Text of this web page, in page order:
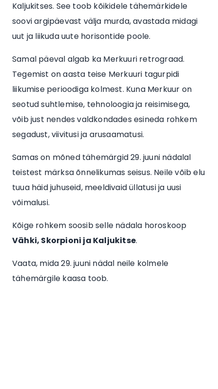
Kaljukitses. See toob kõikidele tähemärkidele
soovi argipäevast välja murda, avastada midagi
uut ja liikuda uute horisontide poole.
Samal päeval algab ka Merkuuri retrograad.
Tegemist on aasta teise Merkuuri tagurpidi
liikumise perioodiga kolmest. Kuna Merkuur on
seotud suhtlemise, tehnoloogia ja reisimisega,
võib just nendes valdkondades esineda rohkem
segadust, viivitusi ja arusaamatusi.
Samas on mõned tähemärgid 29. juuni nädalal
teistest märksa õnnelikumas seisus. Neile võib elu
tuua häid juhuseid, meeldivaid üllatusi ja uusi
võimalusi.
Kõige rohkem soosib selle nädala horoskoop
Vähki, Skorpioni ja Kaljukitse.
Vaata, mida 29. juuni nädal neile kolmele
tähemärgile kaasa toob.